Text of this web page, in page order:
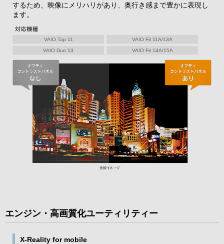
するため、映像にメリハリがあり、奥行き感まで豊かに表現し
ます。
VAIO Tap 11
VAIO Fit 11A/13A
VAIO Duo 13
VAIO Fit 14A/15A
エンジン・高画質化ユーティリティー
X-Reality for mobile